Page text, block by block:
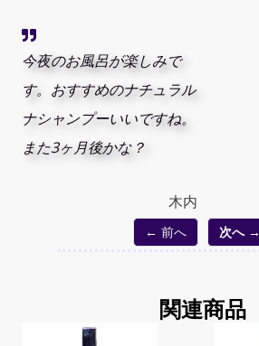
今夜のお風呂が楽しみで
す。おすすめのナチュラル
ナシャンプーいいですね。
また3ヶ月後かな？
木内
← 前へ 次へ →
関連商品